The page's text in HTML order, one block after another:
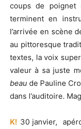
coups de poignet
terminent en
l’arrivée en scène
au pittoresque
textes, la voix
valeur à sa juste
beau de Pauline
dans l’auditoire.
K! 30 janvier,